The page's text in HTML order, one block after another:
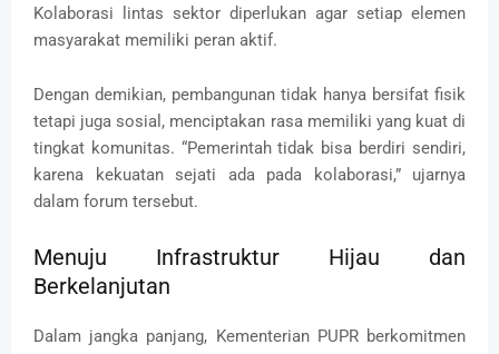
Kolaborasi lintas sektor diperlukan agar setiap elemen
masyarakat memiliki peran aktif.
Dengan demikian, pembangunan tidak hanya bersifat fisik
tetapi juga sosial, menciptakan rasa memiliki yang kuat di
tingkat komunitas. “Pemerintah tidak bisa berdiri sendiri,
karena kekuatan sejati ada pada kolaborasi,” ujarnya
dalam forum tersebut.
Menuju Infrastruktur Hijau dan
Berkelanjutan
Dalam jangka panjang, Kementerian PUPR berkomitmen